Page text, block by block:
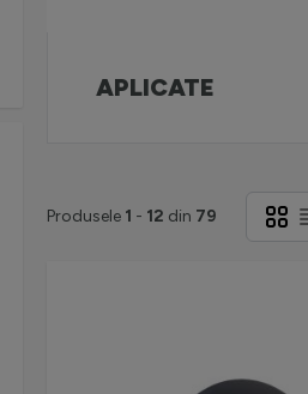
APLICATE
Produsele 1 - 12 din 79 Grilă